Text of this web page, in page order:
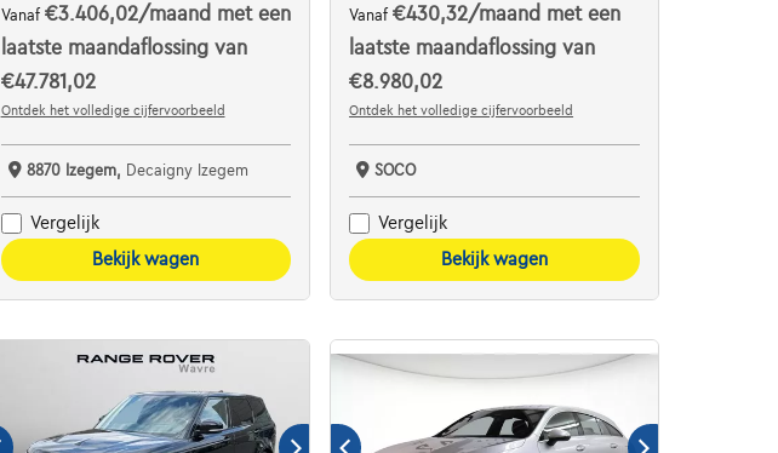
Vanaf €3.406,02/maand met een
laatste maandaflossing van
€47.781,02
Ontdek het volledige cijfervoorbeeld
8870 Izegem, Decaigny Izegem
Vergelijk
Bekijk wagen
Vanaf€430,32/maand met een
laatste maandaflossing van
€8.980,02
Ontdek het volledige cijfervoorbeeld
SOCO
Vergelijk
Bekijk wagen